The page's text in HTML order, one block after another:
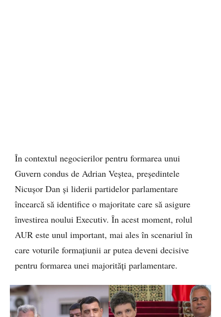
În contextul negocierilor pentru formarea unui
Guvern condus de Adrian Veștea, președintele
Nicușor Dan și liderii partidelor parlamentare
încearcă să identifice o majoritate care să asigure
învestirea noului Executiv. În acest moment, rolul
AUR este unul important, mai ales în scenariul în
care voturile formațiunii ar putea deveni decisive
pentru formarea unei majorități parlamentare.